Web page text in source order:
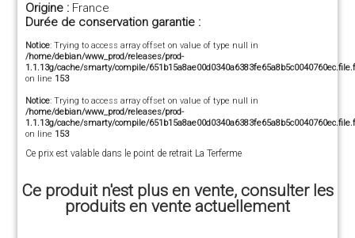
Origine : France
Durée de conservation garantie :
Notice: Trying to access array offset on value of type null in
/home/debian/www_prod/releases/prod-
1.1.13g/cache/smarty/compile/
on line 153
Notice: Trying to access array offset on value of type null in
/home/debian/www_prod/releases/prod-
1.1.13g/cache/smarty/compile/
on line 153
Ce prix est valable dans le point de retrait La Terferme
Ce produit n'est plus en vente, consulter les
produits en vente actuellement